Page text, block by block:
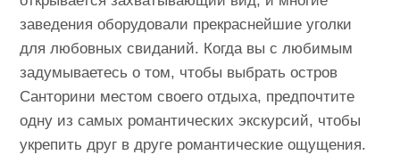
заведения оборудовали прекраснейшие уголки
для любовных свиданий. Когда вы с любимым
задумываетесь о том, чтобы выбрать остров
Санторини местом своего отдыха, предпочтите
одну из самых романтических экскурсий, чтобы
укрепить друг в друге романтические ощущения.